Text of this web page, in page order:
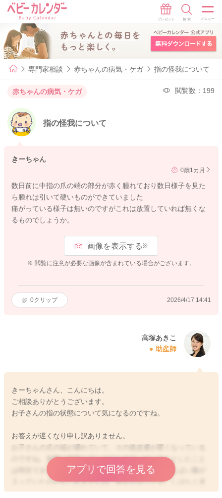
専門家相談 赤ちゃんの病気・ケガ 指の怪我について
赤ちゃんの病気・ケガ 閲覧数：199
指の怪我について
きーちゃん
0歳1カ月
数日前に中指の爪の端の部分が赤く腫れており数日様子を見た
ら腫れは引いて硬いものができていました
痛がっている様子は無いのですがこれは放置していれば無くな
るものでしょうか。
画像を表示する※
※ 閲覧に注意が必要な画像が含まれている場合がございます。
0クリップ 2026/4/17 14:41
高塚あきこ
助産師
きーちゃんさん、こんにちは。
ご相談ありがとうございます。
お子さんの指の状態について気になるのですね。
お答えが遅くなり申し訳ありません。
お子さんの爪の端が腫れていて、その後皮膚が硬くなっている
のですね。実際に拝見していませんので、はっきりとしたこと
は明言できませんが、もしかすると、爪の端から少しばい菌が
入っていたのかもしれませんね。炎症が治っても、しばらく皮
膚がダメージを受けて、硬くなることもあります。
アプリで回答を見る